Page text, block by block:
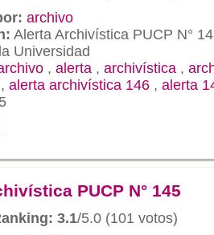
archivo
Alerta Archivística PUCP N°
Universidad
, alerta , archivística ,
, alerta archivística 146 , alerta
PUCP N° 145
3.1/5.0 (101 votos)